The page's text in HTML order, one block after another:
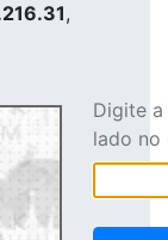
,
Digite
lado no